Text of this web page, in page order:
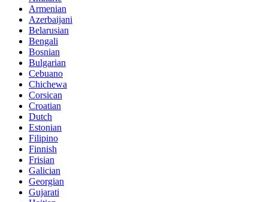
Armenian
Azerbaijani
Belarusian
Bengali
Bosnian
Bulgarian
Cebuano
Chichewa
Corsican
Croatian
Dutch
Estonian
Filipino
Finnish
Frisian
Galician
Georgian
Gujarati